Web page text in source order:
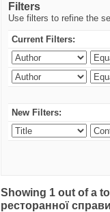
Filters
Use filters to refine the
Current Filters:
New Filters:
Showing 1 out of a
ресторанної